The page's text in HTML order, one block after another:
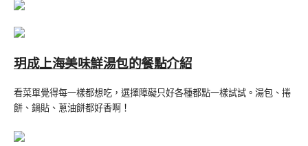
玥成上海美味鮮湯包的餐點介紹
看菜單覺得每一樣都想吃，選擇障礙只好各種都點一樣試試。湯包、捲
餅、鍋貼、蔥油餅都好香啊！